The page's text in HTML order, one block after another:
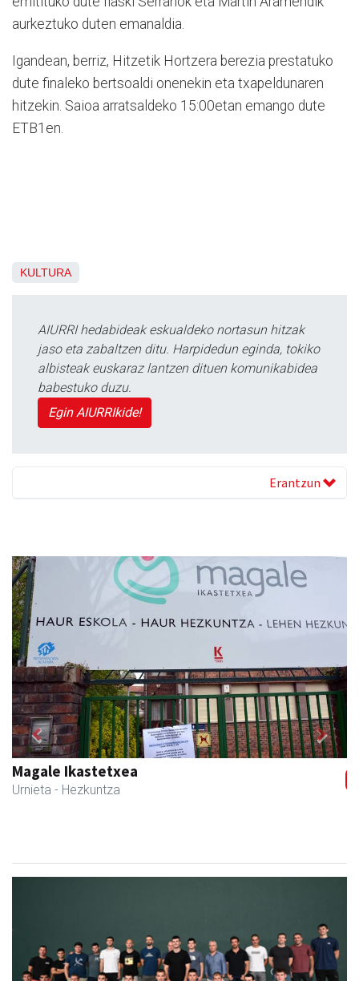
aurkeztuko duten emanaldia.
Igandean, berriz, Hitzetik Hortzera berezia prestatuko
dute finaleko bertsoaldi onenekin eta txapeldunaren
hitzekin. Saioa arratsaldeko 15:00etan emango dute
ETB1en.
KULTURA
AIURRI hedabideak eskualdeko nortasun hitzak
jaso eta zabaltzen ditu. Harpidedun eginda, tokiko
albisteak euskaraz lantzen dituen komunikabidea
babestuko duzu.
Egin AIURRIkide!
Erantzun
Magale Ikastetxea
Urnieta - Hezkuntza
Previous Next